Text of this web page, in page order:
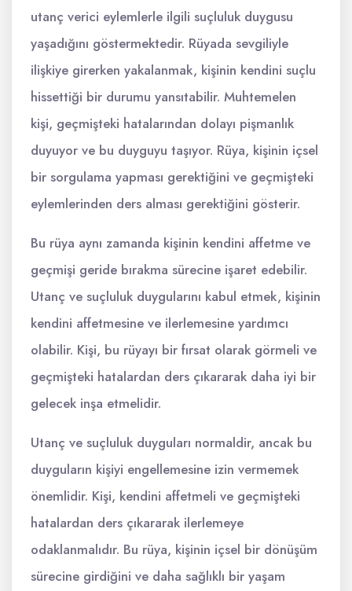
utanç verici eylemlerle ilgili suçluluk duygusu
yaşadığını göstermektedir. Rüyada sevgiliyle
ilişkiye girerken yakalanmak, kişinin kendini suçlu
hissettiği bir durumu yansıtabilir. Muhtemelen
kişi, geçmişteki hatalarından dolayı pişmanlık
duyuyor ve bu duyguyu taşıyor. Rüya, kişinin içsel
bir sorgulama yapması gerektiğini ve geçmişteki
eylemlerinden ders alması gerektiğini gösterir.
Bu rüya aynı zamanda kişinin kendini affetme ve
geçmişi geride bırakma sürecine işaret edebilir.
Utanç ve suçluluk duygularını kabul etmek, kişinin
kendini affetmesine ve ilerlemesine yardımcı
olabilir. Kişi, bu rüyayı bir fırsat olarak görmeli ve
geçmişteki hatalardan ders çıkararak daha iyi bir
gelecek inşa etmelidir.
Utanç ve suçluluk duyguları normaldir, ancak bu
duyguların kişiyi engellemesine izin vermemek
önemlidir. Kişi, kendini affetmeli ve geçmişteki
hatalardan ders çıkararak ilerlemeye
odaklanmalıdır. Bu rüya, kişinin içsel bir dönüşüm
sürecine girdiğini ve daha sağlıklı bir yaşam